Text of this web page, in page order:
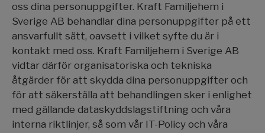
oss dina personuppgifter. Kraft Familjehem i
Sverige AB behandlar dina personuppgifter på ett
ansvarfullt sätt, oavsett i vilket syfte du är i
kontakt med oss. Kraft Familjehem i Sverige AB
vidtar därför organisatoriska och tekniska
åtgärder för att skydda dina personuppgifter och
för att säkerställa att behandlingen sker i enlighet
med gällande dataskyddslagstiftning och våra
interna riktlinjer, så som vår IT-Policy och våra